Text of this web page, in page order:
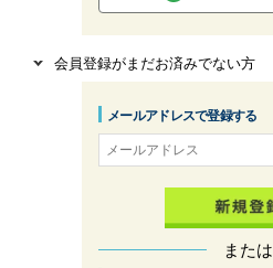
会員登録がまだお済みでない方
メールアドレスで登録する
または